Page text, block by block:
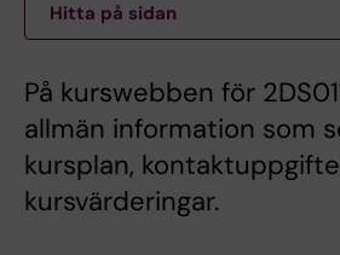
Hitta på sidan
På kurswebben för
allmän information som
kursplan,
kursvärderingar.